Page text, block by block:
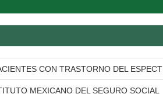
CON TRASTORNO DEL
MEXICANO DEL SEGURO SOCIAL